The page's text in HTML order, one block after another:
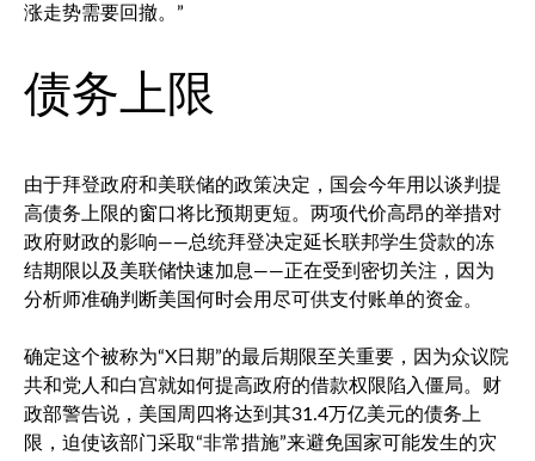
涨走势需要回撤。”
债务上限
由于拜登政府和美联储的政策决定，国会今年用以谈判提
高债务上限的窗口将比预期更短。两项代价高昂的举措对
政府财政的影响——总统拜登决定延长联邦学生贷款的冻
结期限以及美联储快速加息——正在受到密切关注，因为
分析师准确判断美国何时会用尽可供支付账单的资金。
确定这个被称为“X日期”的最后期限至关重要，因为众议院
共和党人和白宫就如何提高政府的借款权限陷入僵局。财
政部警告说，美国周四将达到其31.4万亿美元的债务上
限，迫使该部门采取“非常措施”来避免国家可能发生的灾